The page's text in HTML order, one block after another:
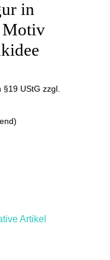
in
Motiv
§19 UStG zzgl.
Artikel